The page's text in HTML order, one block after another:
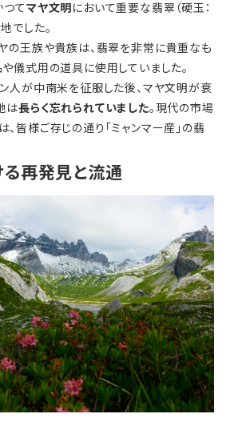
つてマヤ文明において重要な翡翠（硬玉：
でした。
の王族や貴族は、翡翠を非常に貴重なも
や儀式用の道具に使用していました。
人が中南米を征服した後、マヤ文明が衰
は長らく忘れられていました。現代の市場
、皆様ご存じの通り「ミャンマー産」の翡
再発見と流通